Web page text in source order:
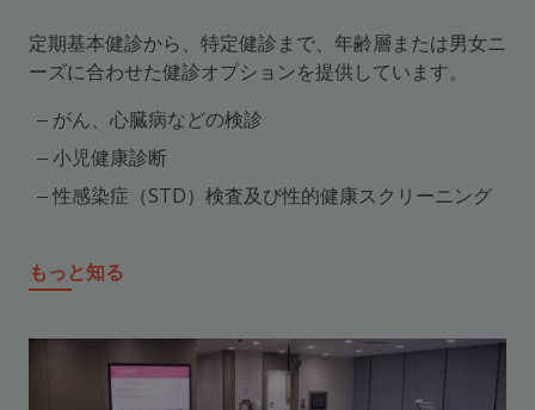
定期基本健診から、特定健診まで、年齢層または男女ニ
ーズに合わせた健診オプションを提供しています。
がん、心臓病などの検診
小児健康診断
性感染症（STD）検査及び性的健康スクリーニング
もっと知る